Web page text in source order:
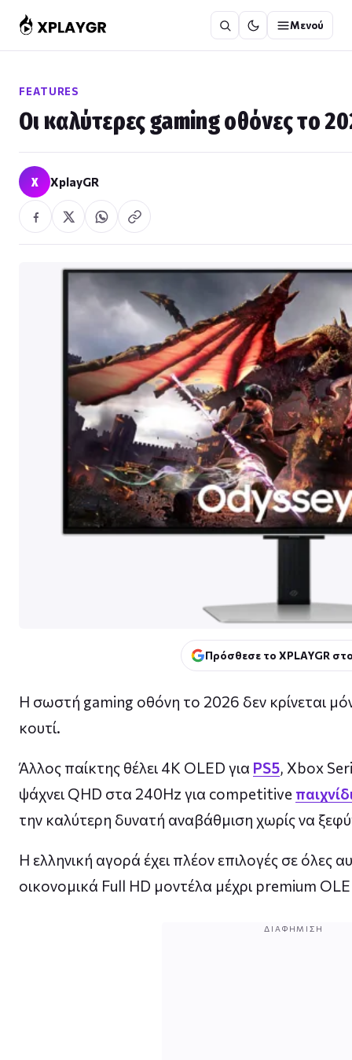
στο
περιεχόμενο
Μενού
FEATURES
Οι καλύτερες gaming οθόνες το
X XplayGR
Πρόσθεσε το XPLAYGR
Η σωστή gaming οθόνη το 2026 δεν κρίνεται
κουτί.
Άλλος παίκτης θέλει 4K OLED για PS5, Xbox
ψάχνει QHD στα 240Hz για competitive
την καλύτερη δυνατή αναβάθμιση χωρίς να
Η ελληνική αγορά έχει πλέον επιλογές σε όλες
οικονομικά Full HD μοντέλα μέχρι premium
ΔΙΑΦΉΜΙΣΗ